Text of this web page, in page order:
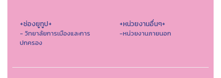
+ช่องยูทูป+
- วิทยาลัยการเมืองและการ
ปกครอง
+หน่วยงานอื่นๆ+
-หน่วยงานภายนอก